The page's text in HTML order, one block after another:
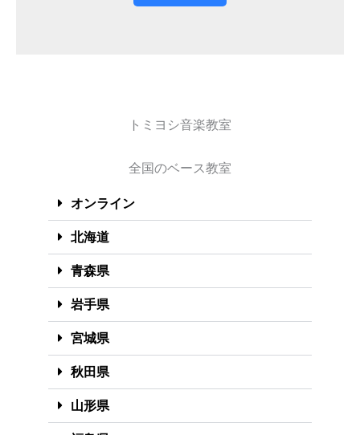
トミヨシ音楽教室
全国のベース教室
オンライン
北海道
青森県
岩手県
宮城県
秋田県
山形県